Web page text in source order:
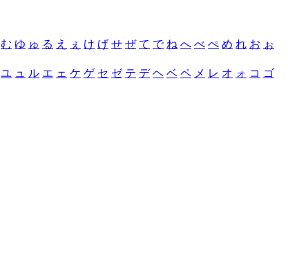
む ゆ ゅ る え ぇ け げ せ ぜ て で ね へ べ ぺ め れ お ぉ
ユ ュ ル エ ェ ケ ゲ セ ゼ テ デ ヘ ベ ペ メ レ オ ォ コ ゴ